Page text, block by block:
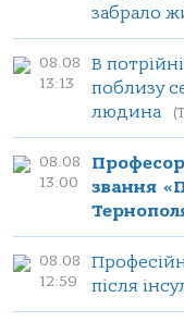
забрало
08.08
13:13
В
поблизу
людина
08.08
13:00
звання
08.08
12:59
після